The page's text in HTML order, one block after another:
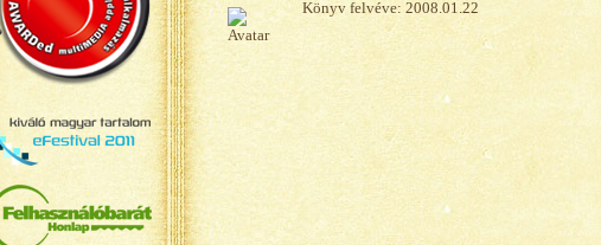
Könyv felvéve: 2008.01.22